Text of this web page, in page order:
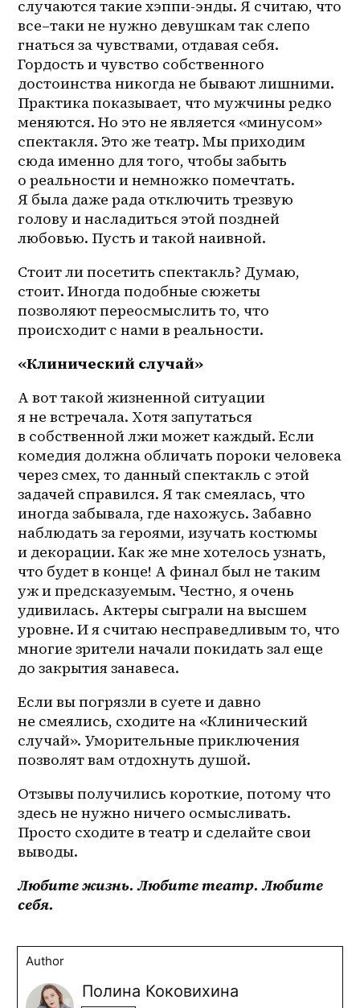
все–таки не нужно девушкам так слепо
гнаться за чувствами, отдавая себя.
Гордость и чувство собственного
достоинства никогда не бывают лишними.
Практика показывает, что мужчины редко
меняются. Но это не является «минусом»
спектакля. Это же театр. Мы приходим
сюда именно для того, чтобы забыть
о реальности и немножко помечтать.
Я была даже рада отключить трезвую
голову и насладиться этой поздней
любовью. Пусть и такой наивной.
Стоит ли посетить спектакль? Думаю,
стоит. Иногда подобные сюжеты
позволяют переосмыслить то, что
происходит с нами в реальности.
«Клинический случай»
А вот такой жизненной ситуации
я не встречала. Хотя запутаться
в собственной лжи может каждый. Если
комедия должна обличать пороки человека
через смех, то данный спектакль с этой
задачей справился. Я так смеялась, что
иногда забывала, где нахожусь. Забавно
наблюдать за героями, изучать костюмы
и декорации. Как же мне хотелось узнать,
что будет в конце! А финал был не таким
уж и предсказуемым. Честно, я очень
удивилась. Актеры сыграли на высшем
уровне. И я считаю несправедливым то, что
многие зрители начали покидать зал еще
до закрытия занавеса.
Если вы погрязли в суете и давно
не смеялись, сходите на «Клинический
случай». Уморительные приключения
позволят вам отдохнуть душой.
Отзывы получились короткие, потому что
здесь не нужно ничего осмысливать.
Просто сходите в театр и сделайте свои
выводы.
Любите жизнь. Любите театр. Любите
себя.
Author
Полина Коковихина